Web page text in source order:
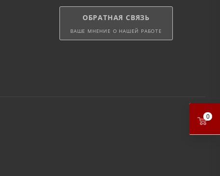
ОБРАТНАЯ СВЯЗЬ
ВАШЕ МНЕНИЕ О НАШЕЙ РАБОТЕ
0